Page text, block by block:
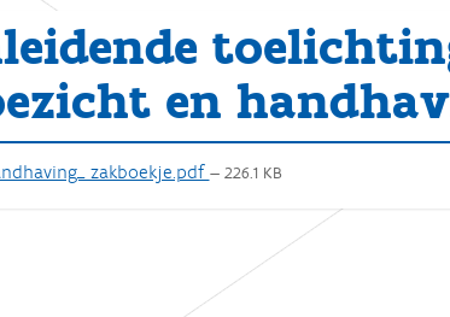
en
zakboekje.pdf — 226.1 KB